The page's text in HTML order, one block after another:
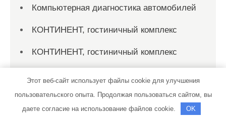
Компьютерная диагностика автомобилей
КОНТИНЕНТ, гостиничный комплекс
КОНТИНЕНТ, гостиничный комплекс
Кронштадтские бани
Этот веб-сайт использует файлы cookie для улучшения
пользовательского опыта. Продолжая пользоваться сайтом, вы
даете согласие на использование файлов cookie.
OK